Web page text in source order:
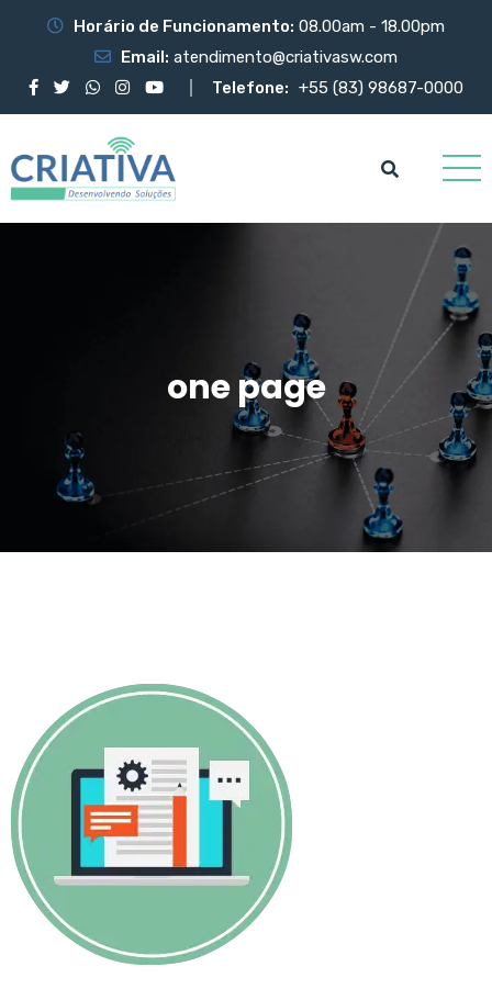
Horário de Funcionamento: 08.00am - 18.00pm
Email: atendimento@criativasw.com
Telefone: +55 (83) 98687-0000
one page